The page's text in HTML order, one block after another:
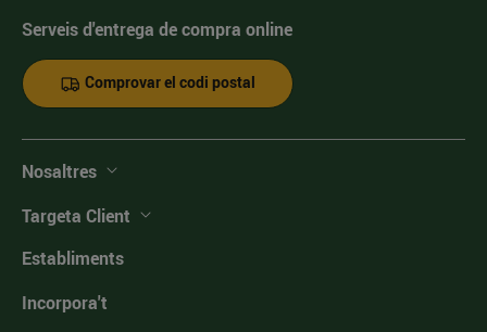
Serveis d'entrega de compra online
Comprovar el codi postal
Nosaltres
Targeta Client
Establiments
Incorpora't